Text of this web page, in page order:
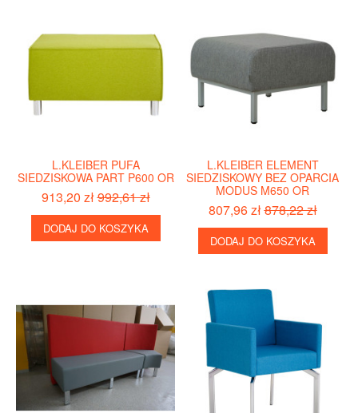
L.KLEIBER PUFA
SIEDZISKOWA PART P600 OR
913,20 zł992,61 zł
DODAJ DO KOSZYKA
L.KLEIBER ELEMENT
SIEDZISKOWY BEZ OPARCIA
MODUS M650 OR
807,96 zł878,22 zł
DODAJ DO KOSZYKA